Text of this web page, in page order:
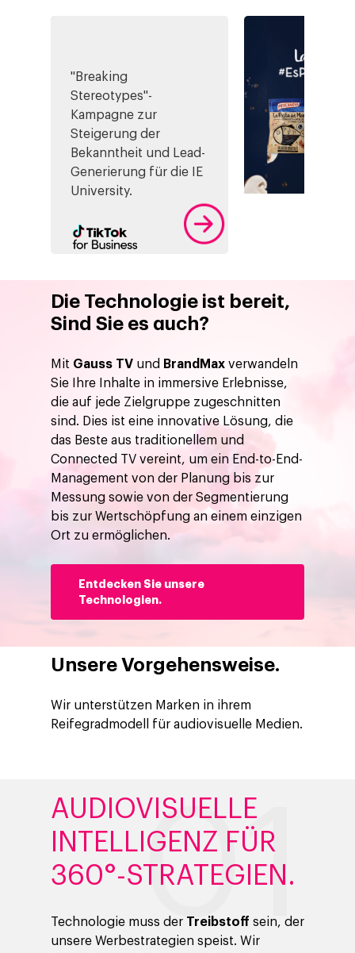
"Breaking
Stereotypes"-
Kampagne zur
Steigerung der
Bekanntheit und Lead-
Generierung für die IE
University.
Die Technologie ist bereit,
Sind Sie es auch?
Mit Gauss TV und BrandMax verwandeln
Sie Ihre Inhalte in immersive Erlebnisse,
die auf jede Zielgruppe zugeschnitten
sind. Dies ist eine innovative Lösung, die
das Beste aus traditionellem und
Connected TV vereint, um ein End-to-End-
Management von der Planung bis zur
Messung sowie von der Segmentierung
bis zur Wertschöpfung an einem einzigen
Ort zu ermöglichen.
Entdecken Sie unsere
Technologien.
Unsere Vorgehensweise.
Wir unterstützen Marken in ihrem
Reifegradmodell für audiovisuelle Medien.
AUDIOVISUELLE
INTELLIGENZ FÜR
360°-STRATEGIEN.
Technologie muss der Treibstoff sein, der
unsere Werbestrategien speist. Wir